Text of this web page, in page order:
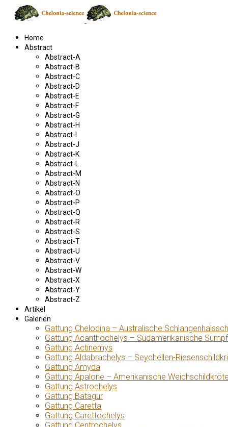
Home
Abstract
Abstract-A
Abstract-B
Abstract-C
Abstract-D
Abstract-E
Abstract-F
Abstract-G
Abstract-H
Abstract-I
Abstract-J
Abstract-K
Abstract-L
Abstract-M
Abstract-N
Abstract-O
Abstract-P
Abstract-Q
Abstract-R
Abstract-S
Abstract-T
Abstract-U
Abstract-V
Abstract-W
Abstract-X
Abstract-Y
Abstract-Z
Artikel
Galerien
Gattung Chelodina – Australische
Gattung Acanthochelys – Südamerikanische
Gattung Actinemys
Gattung Aldabrachelys – Seychellen-
Gattung Amyda
Gattung Apalone – Amerikanische
Gattung Astrochelys
Gattung Batagur
Gattung Caretta
Gattung Carettochelys